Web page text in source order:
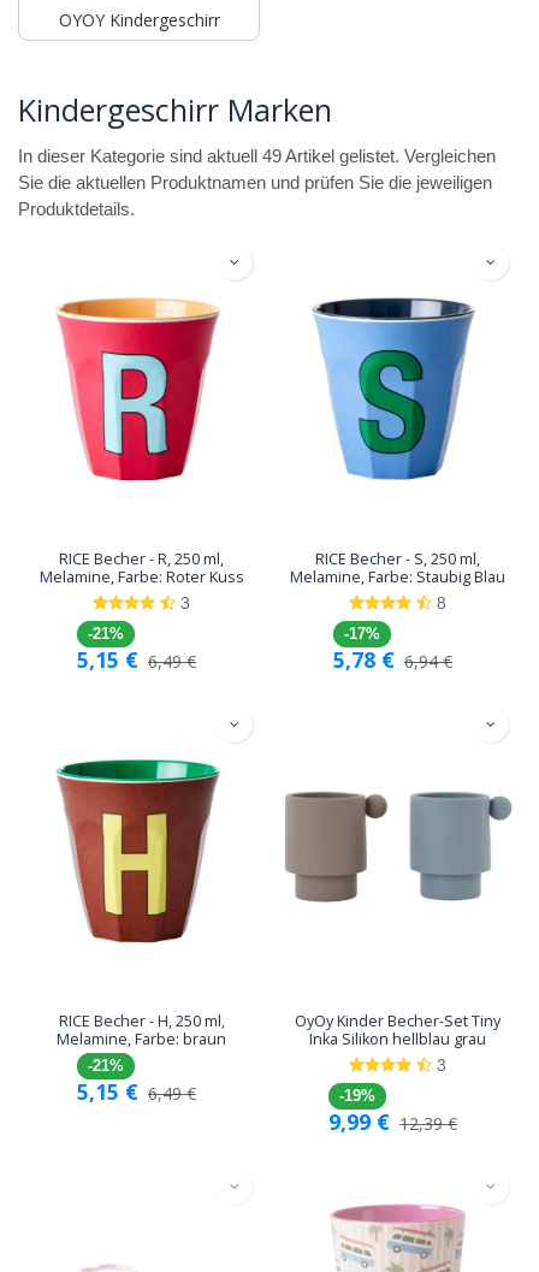
OYOY Kindergeschirr
Kindergeschirr Marken
In dieser Kategorie sind aktuell 49 Artikel gelistet. Vergleichen
Sie die aktuellen Produktnamen und prüfen Sie die jeweiligen
Produktdetails.
RICE Becher - R, 250 ml,
Melamine, Farbe: Roter Kuss
3
-21%
5,15 € 6,49€
RICE Becher - S, 250 ml,
Melamine, Farbe: Staubig Blau
8
-17%
5,78 € 6,94€
RICE Becher - H, 250 ml,
Melamine, Farbe: braun
-21%
5,15 € 6,49€
OyOy Kinder Becher-Set Tiny
Inka Silikon hellblau grau
3
-19%
9,99 € 12,39€